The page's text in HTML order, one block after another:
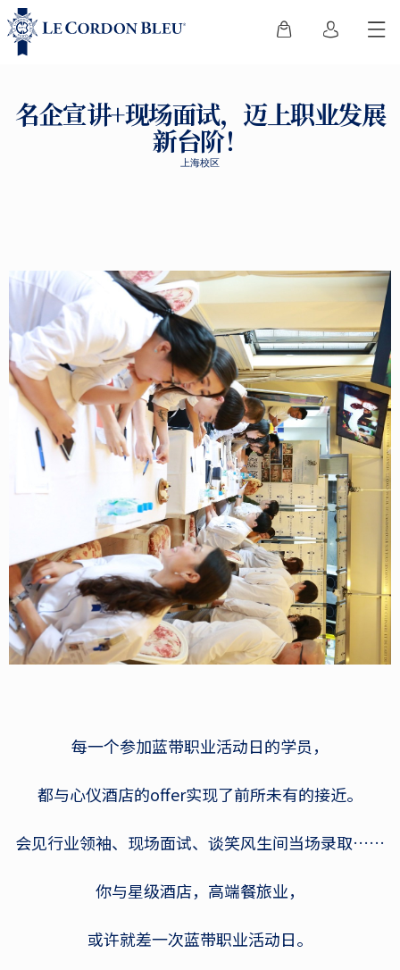
名企宣讲+现场面试，迈上职业发展
新台阶！
上海校区
每一个参加蓝带职业活动日的学员，
都与心仪酒店的offer实现了前所未有的接近。
会见行业领袖、现场面试、谈笑风生间当场录取……
你与星级酒店，高端餐旅业，
或许就差一次蓝带职业活动日。